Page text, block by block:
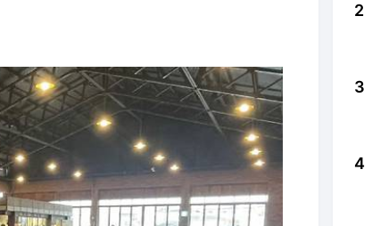
2
3
4